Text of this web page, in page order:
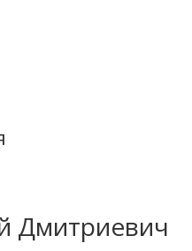
Дмитриевич